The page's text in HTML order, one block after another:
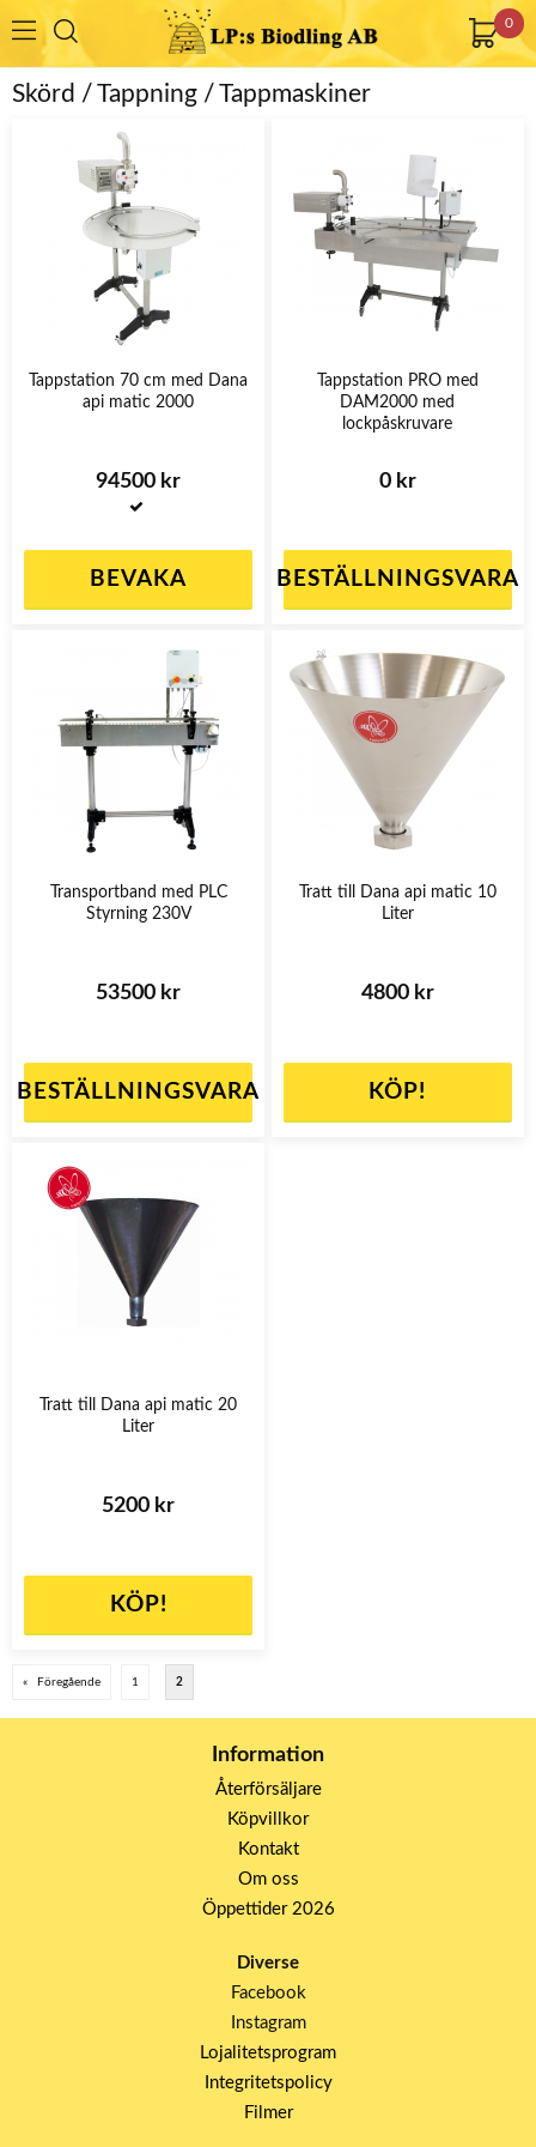
0
Skörd / Tappning / Tappmaskiner
Tappstation 70 cm med Dana
api matic 2000
94500 kr
BEVAKA
Tappstation PRO med
DAM2000 med
lockpåskruvare
0 kr
BESTÄLLNINGSVARA
Transportband med PLC
Styrning 230V
53500 kr
BESTÄLLNINGSVARA
Tratt till Dana api matic 10
Liter
4800 kr
KÖP!
Tratt till Dana api matic 20
Liter
5200 kr
KÖP!
« Föregående 1 2
Information
Återförsäljare
Köpvillkor
Kontakt
Om oss
Öppettider 2026
Diverse
Facebook
Instagram
Lojalitetsprogram
Integritetspolicy
Filmer